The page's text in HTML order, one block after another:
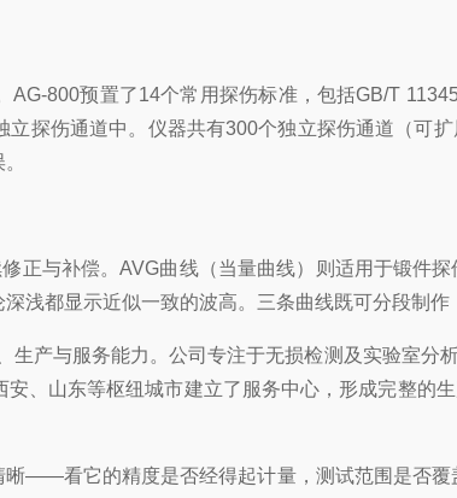
800预置了14个常用探伤标准，包括GB/T
探伤通道中。仪器共有300个独立探伤通道（可
正与补偿。AVG曲线（当量曲线）则适用于锻件
都显示近似一致的波高。三条曲线既可分段制作
产与服务能力。公司专注于无损检测及实验室
、山东等枢纽城市建立了服务中心，形成完整的
——看它的精度是否经得起计量，测试范围是否